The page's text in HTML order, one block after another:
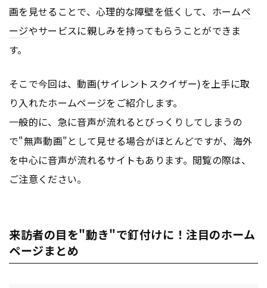
画を見せることで、心理的な障壁を低くして、ホームペ
ージやサービスに親しみを持ってもらうことができま
す。
そこで今回は、動画(サイレントスクイザー)を上手に取
り入れたホームページをご紹介します。
一般的に、急に音声が流れるとびっくりしてしまうの
で"無声動画"として見せる場合がほとんどですが、海外
を中心に音声が流れるサイトもあります。閲覧の際は、
ご注意ください。
来訪者の目を"動き"で釘付けに！注目のホーム
ページまとめ